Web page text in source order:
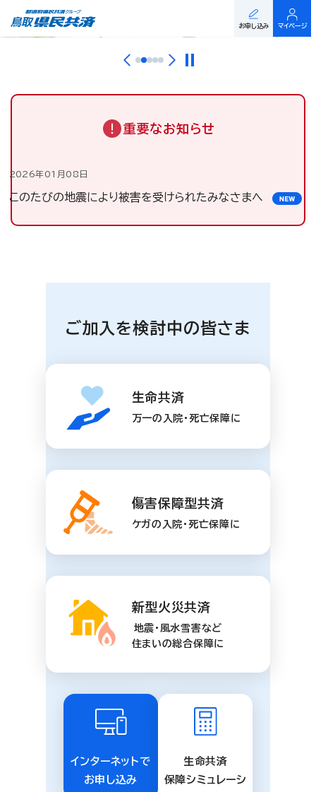
お申し込み マイページ
重要なお知らせ
2026年01月08日
このたびの地震により被害を受けられたみなさまへ
ご加入を検討中の皆さま
生命共済
万一の入院・死亡保障に
傷害保障型共済
ケガの入院・死亡保障に
新型火災共済
地震・風水雪害など
住まいの総合保障に
インターネットで
お申し込み
生命共済
保障シミュレーシ